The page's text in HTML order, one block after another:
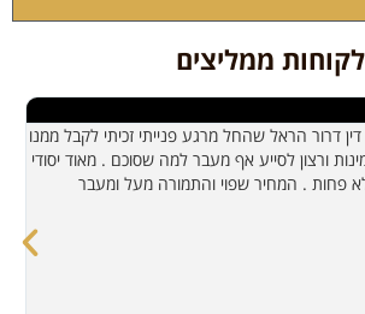
לקוחות ממליצים
דרור הראל שהחל מרגע פנייתי זכיתי לקבל ממנו
ורצון לסייע אף מעבר למה שסוכם . מאוד יסודי
פחות . המחיר שפוי והתמורה מעל ומעבר